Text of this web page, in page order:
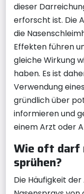
dieser
erforscht ist. Die
die
Effekten führen
gleiche Wirkung
haben. Es ist
Verwendung
gründlich über
informieren und
einem Arzt oder
Wie oft darf
sprühen?
Die Häufigkeit